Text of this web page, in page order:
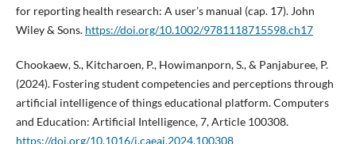
for reporting health research: A user’s manual (cap. 17). John
Wiley & Sons. https://doi.org/10.1002/9781118715598.ch17
Chookaew, S., Kitcharoen, P., Howimanporn, S., & Panjaburee, P.
(2024). Fostering student competencies and perceptions through
artificial intelligence of things educational platform. Computers
and Education: Artificial Intelligence, 7, Article 100308.
https://doi.org/10.1016/j.caeai.2024.100308